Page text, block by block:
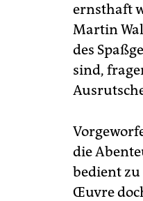
ernsthaft
Martin
des
sind,
die
bedient zu
Œuvre